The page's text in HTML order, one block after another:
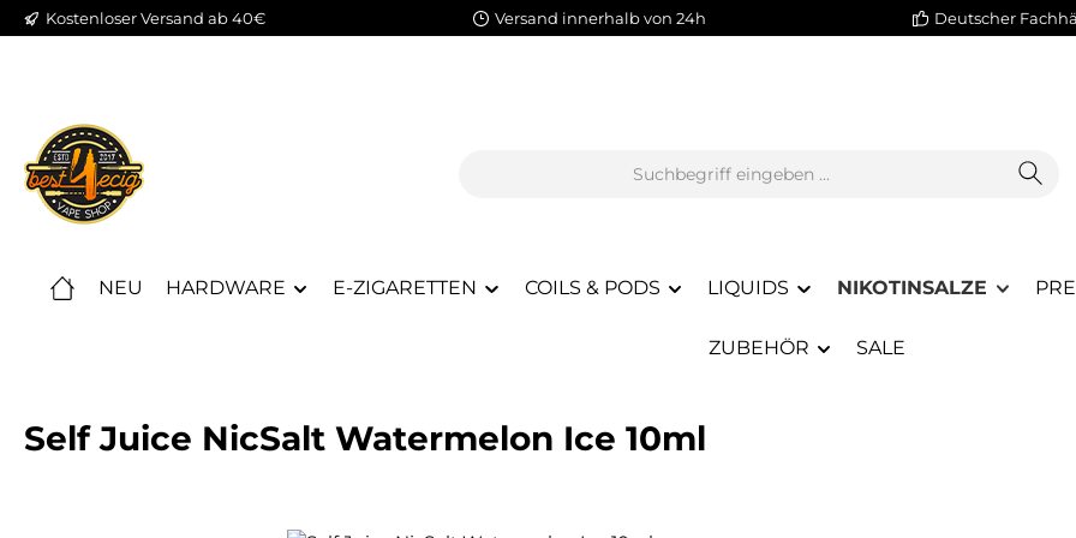
Hauptinhalt springen
Zur Suche springen
Zur Hauptnavigation springen
Kostenloser Versand ab 40€ Versand innerhalb von 24h Deutscher
NEU HARDWARE E-ZIGARETTEN COILS & PODS LIQUIDS NIKOTINSALZE
ZUBEHÖR SALE
Self Juice NicSalt Watermelon Ice 10ml